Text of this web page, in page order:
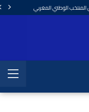
الوطني المغربي